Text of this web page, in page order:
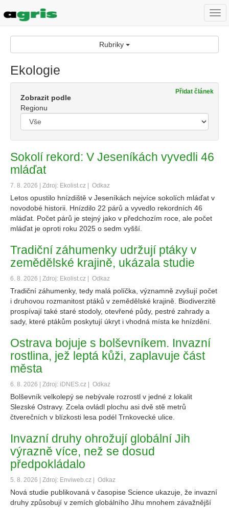
Rubriky
Ekologie
Přidat článek
Zobrazit podle
Regionu
Sokolí rekord: V Jeseníkách vyvedli 46
mláďat
7. 8. 2026 | Zdroj: Ekolist.cz | Odkaz
Letos opustilo hnízdiště v Jeseníkách nejvíce sokolích mláďat v
novodobé historii. Hnízdilo 22 párů a vyvedlo rekordních 46
mláďat. Počet párů je stejný jako v předchozím roce, ale počet
mláďat je oproti roku 2025 o sedm vyšší.
Tradiční záhumenky udržují ptáky v
zemědělské krajině, ukázala studie
6. 8. 2026 | Zdroj: Ekolist.cz | Odkaz
Tradiční záhumenky, tedy malá políčka, významně zvyšují počet
i druhovou rozmanitost ptáků v zemědělské krajině. Biodiverzitě
prospívají také staré stodoly, otevřené půdy, pestré zahrady a
sady, které ptákům poskytují úkryt i vhodná místa ke hnízdění.
Ostrava bojuje s bolševníkem. Invazní
rostlina, jež leptá kůži, zaplavuje část
města
6. 8. 2026 | Zdroj: iDNES.cz | Odkaz
Bolševník velkolepý se nebývale rozrostl v jedné z lokalit
Slezské Ostravy. Zcela ovládl plochu asi dvě stě metrů
čtverečních v blízkosti lesa podél Trnkovecké ulice.
Invazní druhy ohrožují globální Jih
výrazně více, než se dosud
předpokládalo
5. 8. 2026 | Zdroj: Enviweb.cz | Odkaz
Nová studie publikovaná v časopise Science ukazuje, že invazní
druhy způsobují v zemích globálního Jihu mnohem závažnější